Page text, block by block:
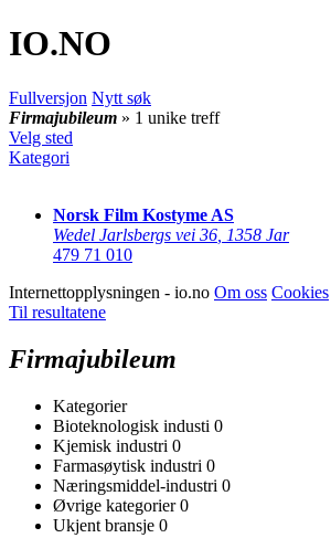
IO.NO
Fullversjon Nytt søk
Firmajubileum » 1 unike treff
Velg sted
Kategori
Norsk Film Kostyme AS
Wedel Jarlsbergs vei 36 1358 Jar
479 71 010
Internettopplysningen - io.no Om oss Cookies
Til resultatene
Firmajubileum
Kategorier
Bioteknologisk industi 0
Kjemisk industri 0
Farmasøytisk industri 0
Næringsmiddel-industri 0
Øvrige kategorier0
Ukjent bransje 0